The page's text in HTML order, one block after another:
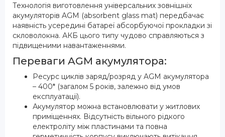
Технологія виготовлення універсальних зовнішніх
акумуляторів AGM (absorbent glass mat) передбачає
наявність усередині батареї абсорбуючої прокладки зі
скловолокна. АКБ цього типу чудово справляються з
підвищеними навантаженнями.
Переваги AGM акумулятора:
Ресурс циклів заряд/розряд у AGM акумулятора
– 400* (загалом 5 років, залежно від умов
експлуатації).
Акумулятор можна встановлювати у житлових
приміщеннях. Відсутність вільного рідкого
електроліту між пластинами та повна